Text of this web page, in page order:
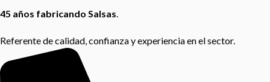
45 años fabricando Salsas
Referente de calidad, confianza y experiencia en el sector.